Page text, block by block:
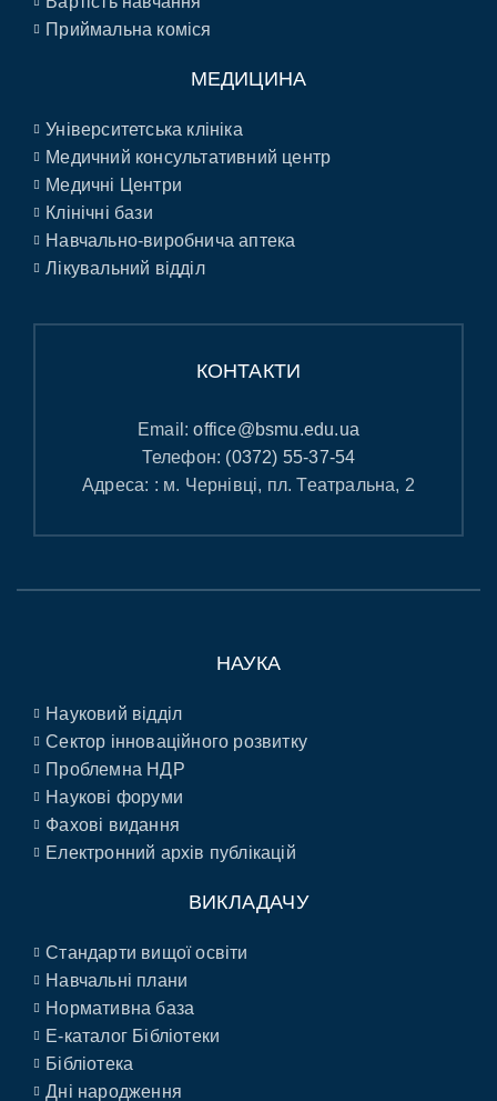
Приймальна коміся
МЕДИЦИНА
Університетська клініка
Медичний консультативний центр
Медичні Центри
Клінічні бази
Навчально-виробнича аптека
Лікувальний відділ
КОНТАКТИ
Email:office@bsmu.edu.ua
Телефон: (0372) 55-37-54
Адреса: : м. Чернівці, пл. Театральна, 2
НАУКА
Науковий відділ
Сектор інноваційного розвитку
Проблемна НДР
Наукові форуми
Фахові видання
Електронний архів публікацій
ВИКЛАДАЧУ
Стандарти вищої освіти
Навчальні плани
Нормативна база
E-каталог Бібліотеки
Бібліотека
Дні народження